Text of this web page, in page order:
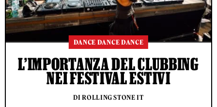
DANCE DANCE DANCE
L’IMPORTANZA DEL CLUBBING
NEI FESTIVAL ESTIVI
DI ROLLING STONE IT